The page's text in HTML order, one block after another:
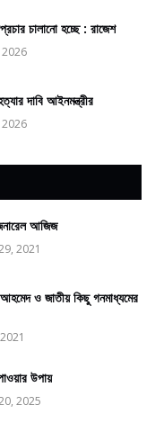
চালানো হচ্ছে : রাজেশ
দাবি আইনমন্ত্রীর
আজিজ
2021
ও জাতীয় কিছু গনমাধ্যমের
উপায়
2025